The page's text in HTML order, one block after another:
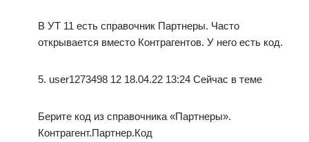
В УТ 11 есть справочник Партнеры. Часто
открывается вместо Контрагентов. У него есть код.
5. user1273498 12 18.04.22 13:24 Сейчас в теме
Берите код из справочника «Партнеры».
Контрагент.Партнер.Код